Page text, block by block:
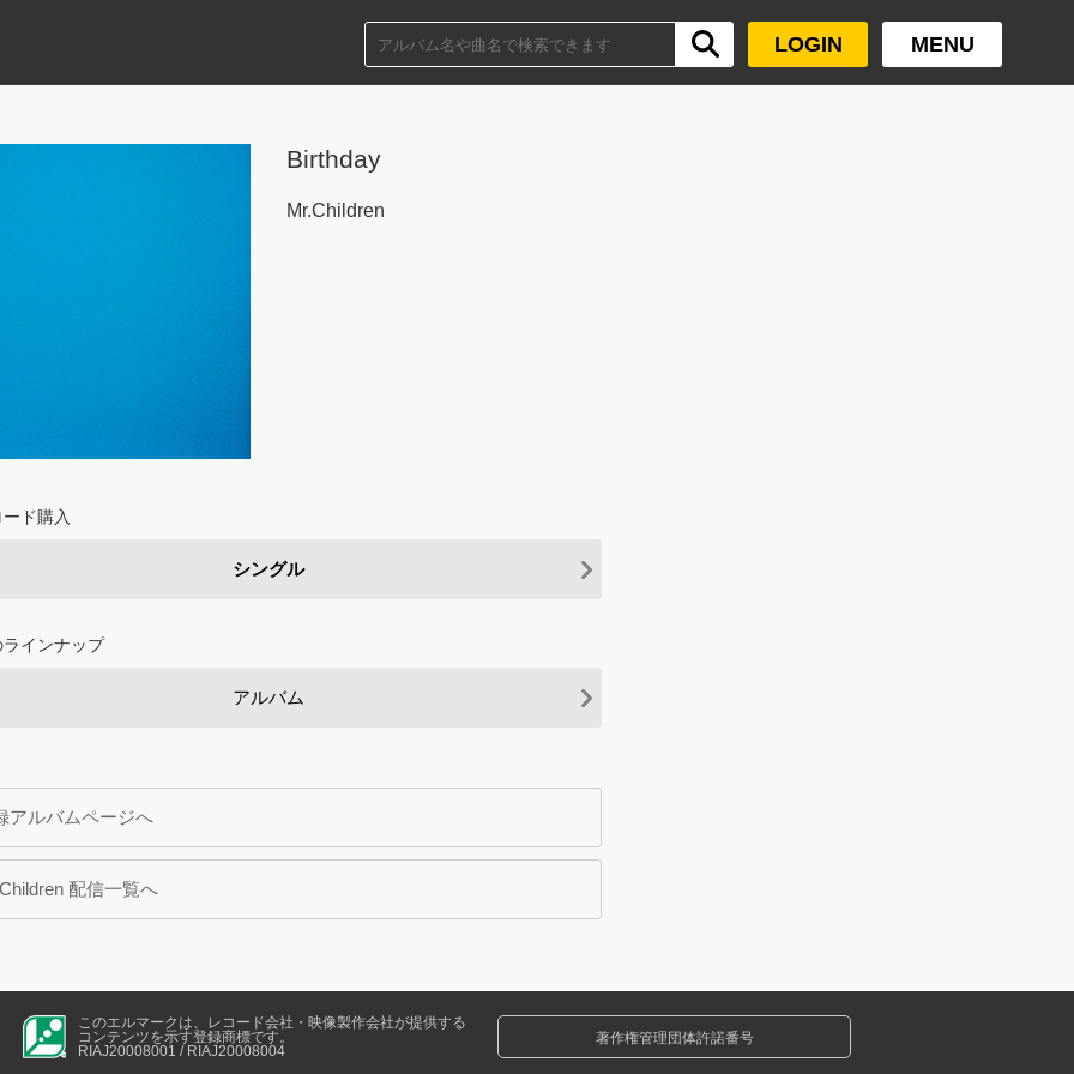
LOGIN MENU
Birthday
Mr.Children
ド購入
シングル
インナップ
アルバム
アルバムページへ
配信一覧へ
このエルマークは、レコード会社・映像製作会社が提供する
コンテンツを示す登録商標です。
RIAJ20008001 / RIAJ20008004
著作権管理団体許諾番号